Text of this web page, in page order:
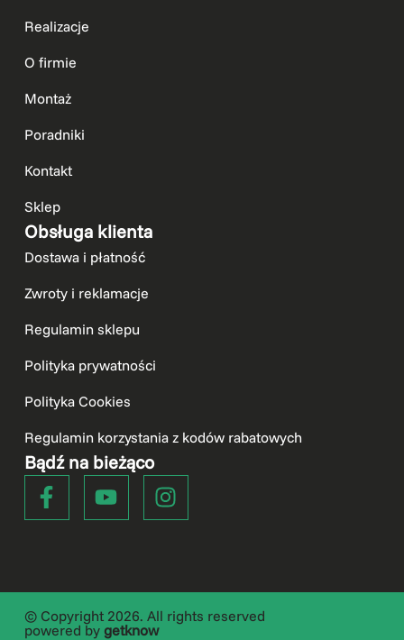
Realizacje
O firmie
Montaż
Poradniki
Kontakt
Sklep
Obsługa klienta
Dostawa i płatność
Zwroty i reklamacje
Regulamin sklepu
Polityka prywatności
Polityka Cookies
Regulamin korzystania z kodów rabatowych
Bądź na bieżąco
© Copyright 2026. All rights reserved
powered by getknow